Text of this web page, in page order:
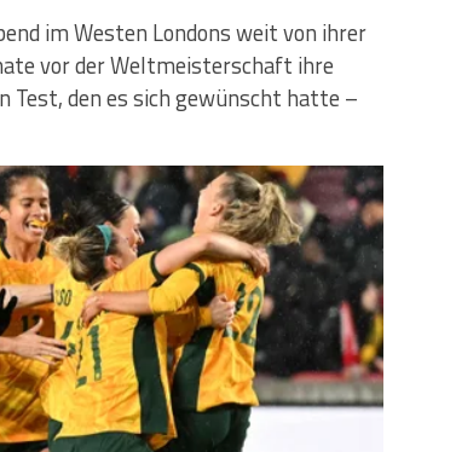
im Westen Londons weit von ihrer
vor der Weltmeisterschaft ihre
Test, den es sich gewünscht hatte –